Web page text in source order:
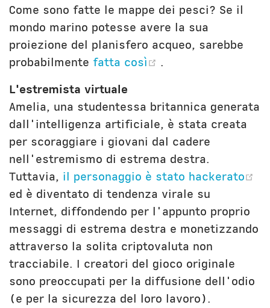
Come sono fatte le mappe dei pesci? Se il
mondo marino potesse avere la sua
proiezione del planisfero acqueo, sarebbe
probabilmente fatta così (opens new
.
L'estremista virtuale
Amelia, una studentessa britannica generata
dall'intelligenza artificiale, è stata creata
per scoraggiare i giovani dal cadere
nell'estremismo di estrema destra.
Tuttavia, il personaggio è stato hackerato
ed è diventato di tendenza virale su
Internet, diffondendo per l'appunto proprio
messaggi di estrema destra e monetizzando
attraverso la solita criptovaluta non
tracciabile. I creatori del gioco originale
sono preoccupati per la diffusione dell'odio
(e per la sicurezza del loro lavoro).